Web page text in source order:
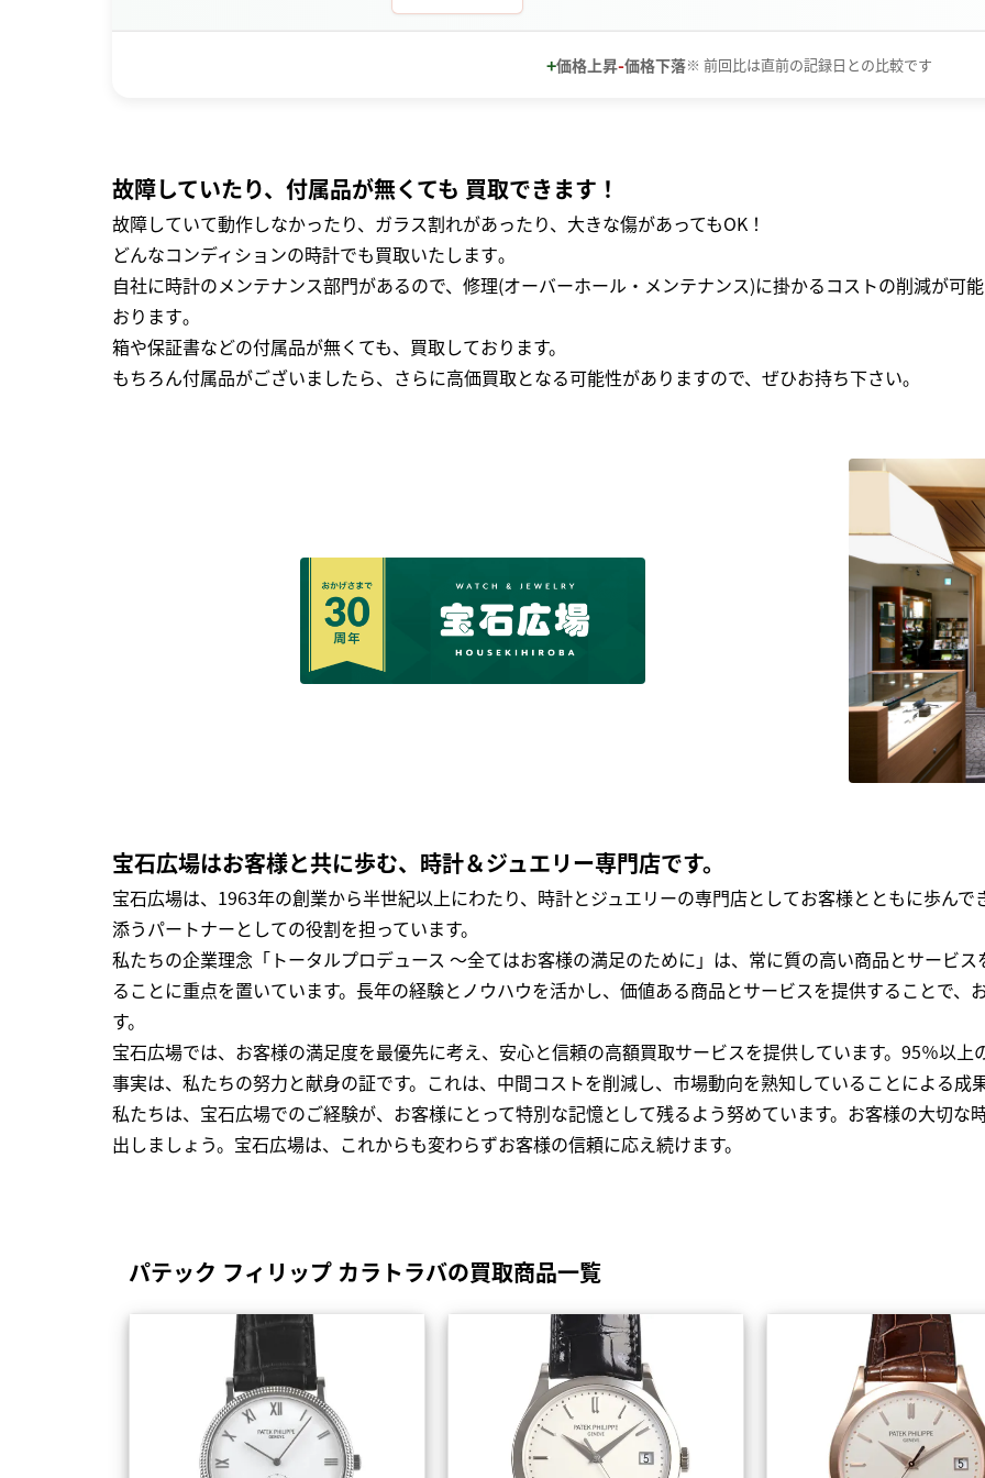
+価格上昇-価格下落※ 前回比は直前の記録日との比較です
故障していたり、付属品が無くても 買取できます！
故障していて動作しなかったり、ガラス割れがあったり、大きな傷があってもOK！
どんなコンディションの時計でも買取いたします｡
自社に時計のメンテナンス部門があるので、修理(オーバーホール・メンテナンス)に掛かるコストの削減が可
おります｡
箱や保証書などの付属品が無くても、買取しております。
もちろん付属品がございましたら、さらに高価買取となる可能性がありますので、ぜひお持ち下さい｡
宝石広場はお客様と共に歩む、時計＆ジュエリー専門店です。
宝石広場は、1963年の創業から半世紀以上にわたり、時計とジュエリーの専門店としてお客様とともに歩ん
添うパートナーとしての役割を担っています。
私たちの企業理念「トータルプロデュース ～全てはお客様の満足のために」は、常に質の高い商品とサービ
ることに重点を置いています。長年の経験とノウハウを活かし、価値ある商品とサービスを提供することで、
す。
宝石広場では、お客様の満足度を最優先に考え、安心と信頼の高額買取サービスを提供しています。95％以
事実は、私たちの努力と献身の証です。これは、中間コストを削減し、市場動向を熟知していることによる成果
私たちは、宝石広場でのご経験が、お客様にとって特別な記憶として残るよう努めています。お客様の大切な
出しましょう。宝石広場は、これからも変わらずお客様の信頼に応え続けます。
パテック フィリップ カラトラバの買取商品一覧